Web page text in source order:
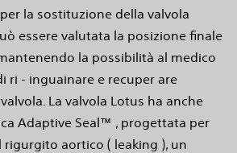
la sostituzione della valvola
essere valutata la posizione finale
la possibilità al medico
ri - inguainare e recuper are
La valvola Lotus ha anche
Adaptive Seal™ , progettata per
aortico ( leaking ), un